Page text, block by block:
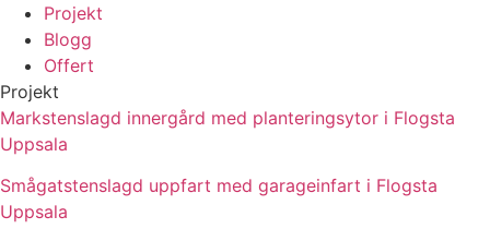
Projekt
Blogg
Offert
Projekt
Markstenslagd innergård med planteringsytor i Flogsta
Uppsala
Smågatstenslagd uppfart med garageinfart i Flogsta
Uppsala